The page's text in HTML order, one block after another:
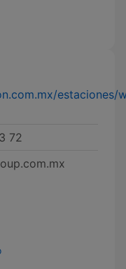
estaciones/
72